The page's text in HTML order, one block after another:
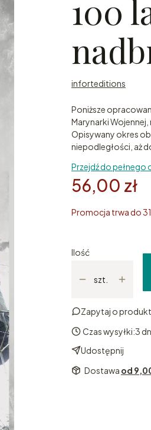
100
inforteditions
Poniższe
Marynarki
Opisywany okres
niepodległości, aż
Przejdź do pełnego
56,00 zł
Promocja trwa do
Ilość
szt.
Zapytaj o produkt
Czas wysyłki:3
Udostępnij
Dostawa od